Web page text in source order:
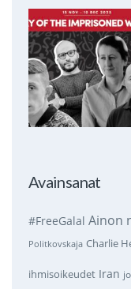
Avainsanat
#FreeGalal Ainon
Politkovskaja Charlie
ihmisoikeudet Iran